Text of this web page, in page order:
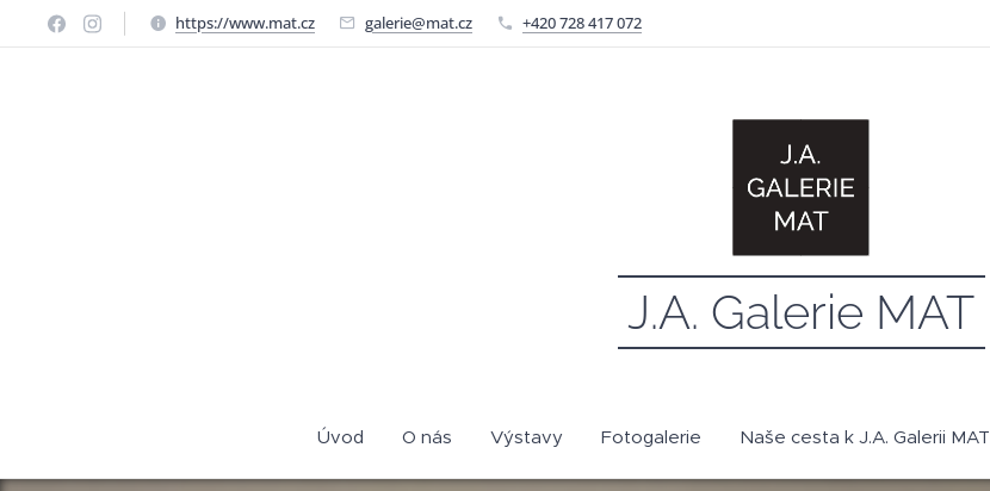
https://www.mat.cz galerie@mat.cz +420 728 417 072
J.A. Galerie MAT
Úvod O nás Výstavy Fotogalerie Naše cesta k J.A. Galerii MAT